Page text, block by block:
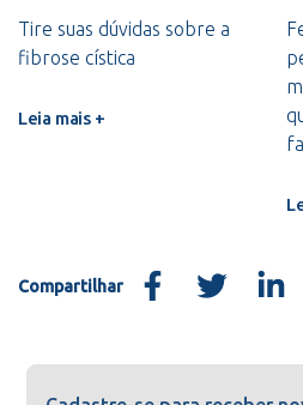
Tire suas dúvidas sobre a
fibrose cística
Leia mais +
Compartilhar